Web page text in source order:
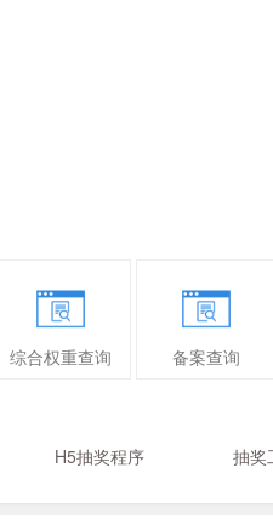
综合权重查询 备案查询
H5抽奖程序 抽奖